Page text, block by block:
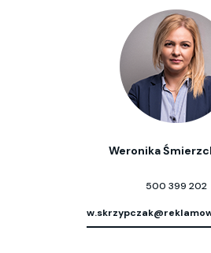
Weronika
500 399 202